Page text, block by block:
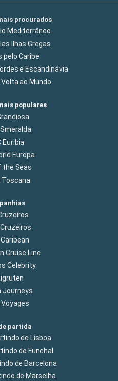
procurados
Mediterrâneo
Ilhas Gregas
pelo Caribe
e Escandinávia
ao Mundo
populares
Euribia
Europa
the Seas
Cruise Line
Celebrity
Journeys
partida
de Lisboa
de Funchal
de Barcelona
de Marselha